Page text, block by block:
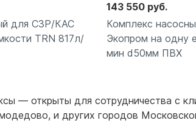
Емкости для воды
Емкости для
Емкости для воды
Емкости для
Емкости для
для СЗР/КАС
TRN 817л/
143 550 руб.
Комплекс
Экопром на одну
мин d50мм ПВХ
— открыты для сотрудничества с
, и других городов